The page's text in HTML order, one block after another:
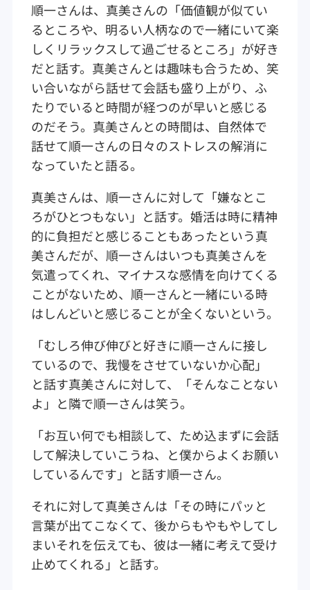
順一さんは、真美さんの「価値観が似てい
るところや、明るい人柄なので一緒にいて楽
しくリラックスして過ごせるところ」が好き
だと話す。真美さんとは趣味も合うため、笑
い合いながら話せて会話も盛り上がり、ふ
たりでいると時間が経つのが早いと感じる
のだそう。真美さんとの時間は、自然体で
話せて順一さんの日々のストレスの解消に
なっていたと語る。
真美さんは、順一さんに対して「嫌なとこ
ろがひとつもない」と話す。婚活は時に精神
的に負担だと感じることもあったという真
美さんだが、順一さんはいつも真美さんを
気遣ってくれ、マイナスな感情を向けてくる
ことがないため、順一さんと一緒にいる時
はしんどいと感じることが全くないという。
「むしろ伸び伸びと好きに順一さんに接し
ているので、我慢をさせていないか心配」
と話す真美さんに対して、「そんなことない
よ」と隣で順一さんは笑う。
「お互い何でも相談して、ため込まずに会話
して解決していこうね、と僕からよくお願い
しているんです」と話す順一さん。
それに対して真美さんは「その時にパッと
言葉が出てこなくて、後からもやもやしてし
まいそれを伝えても、彼は一緒に考えて受け
止めてくれる」と話す。